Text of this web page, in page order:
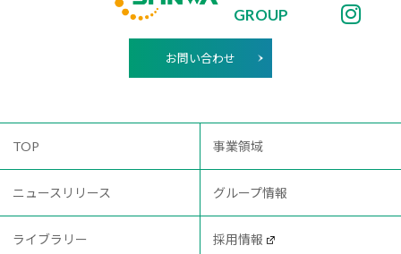
GROUP
お問い合わせ
TOP 事業領域
ニュースリリース グループ情報
ライブラリー 採用情報